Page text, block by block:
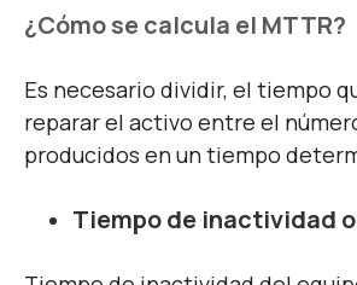
¿Cómo se calcula el MTTR?
Es necesario dividir, el tiempo
reparar el activo entre el
producidos en un tiempo
Tiempo de inactividad o